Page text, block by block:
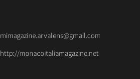
mimagazine.arvalens@gmail.com
http://monacoitaliamagazine.net